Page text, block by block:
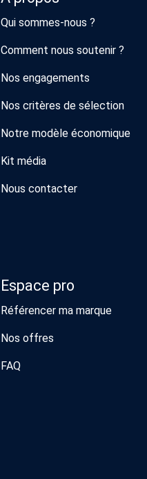
Qui sommes-nous ?
Comment nous soutenir ?
Nos engagements
Nos critères de sélection
Notre modèle économique
Kit média
Nous contacter
Espace pro
Référencer ma marque
Nos offres
FAQ